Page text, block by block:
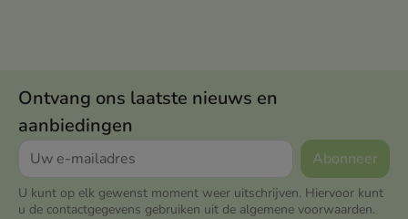
Ontvang ons laatste nieuws en
aanbiedingen
U kunt op elk gewenst moment weer uitschrijven. Hiervoor kunt
u de contactgegevens gebruiken uit de algemene voorwaarden.